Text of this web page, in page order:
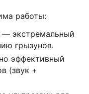
работы:
— экстремальный
грызунов.
эффективный
(звук +